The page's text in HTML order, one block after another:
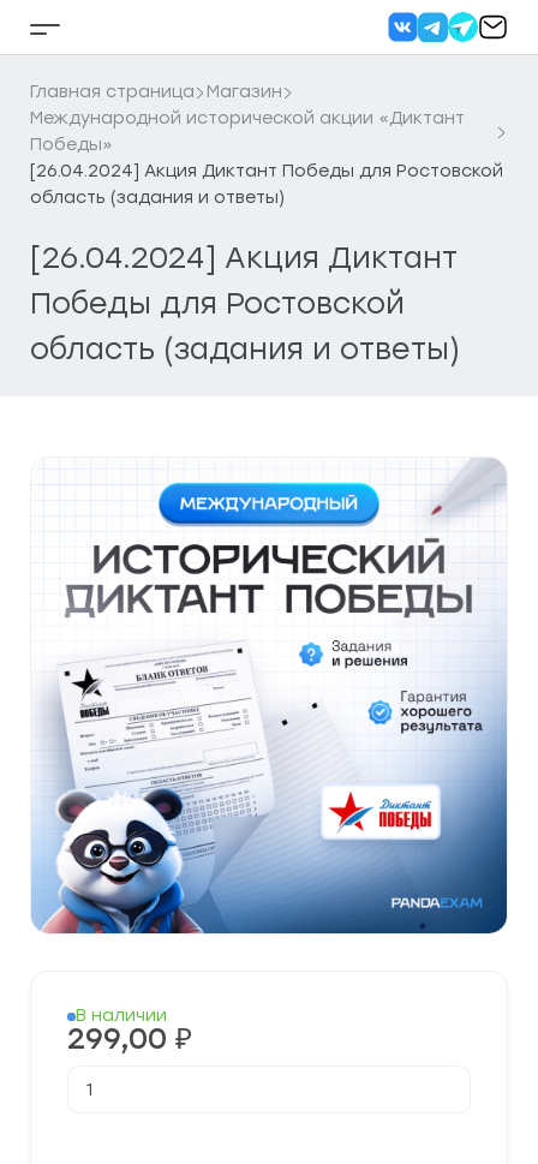
Кнопка
бокового
меню
Главная страница
Магазин
Международной исторической акции «Диктант
Победы»
[26.04.2024] Акция Диктант Победы для Ростовской
область (задания и ответы)
[26.04.2024] Акция Диктант
Победы для Ростовской
область (задания и ответы)
В наличии
299,00 ₽
товара